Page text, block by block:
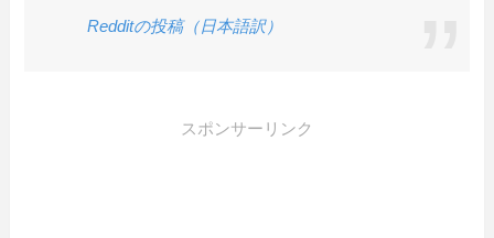
Redditの投稿（日本語訳）
スポンサーリンク